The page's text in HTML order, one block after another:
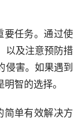
要任务。通过使
以及注意预防措
侵害。如果遇到
智的选择。
单有效解决方